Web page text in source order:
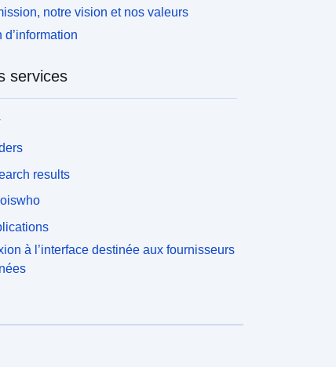
notre vision et nos valeurs
d’information
services
results
à l’interface destinée aux fournisseurs